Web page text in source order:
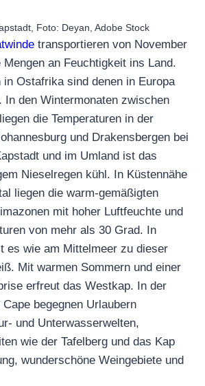
Foto: Deyan, Adobe Stock
transportieren von November
an Feuchtigkeit ins Land.
in Ostafrika sind denen in Europa
In den Wintermonaten zwischen
die Temperaturen in der
und Drakensbergen bei
und im Umland ist das
Nieselregen kühl. In Küstennähe
liegen die warm-gemäßigten
mit hoher Luftfeuchte und
von mehr als 30 Grad. In
es wie am Mittelmeer zu dieser
Mit warmen Sommern und einer
erfreut das Westkap. In der
begegnen Urlaubern
und Unterwasserwelten,
wie der Tafelberg und das Kap
wunderschöne Weingebiete und